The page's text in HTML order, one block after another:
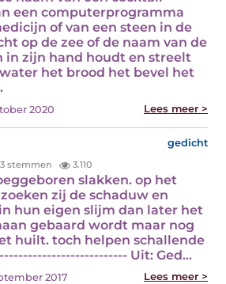
een computerprogramma
of van een steen in de
op de zee of de naam van de
in zijn hand houdt en streelt
het brood het bevel het
2020 Lees meer >
gedicht
stemmen 3.110
slakken. op het
zij de schaduw en
hun eigen slijm dan later het
gebaard wordt maar nog
huilt. toch helpen schallende
Uit: Ged...
2017 Lees meer >